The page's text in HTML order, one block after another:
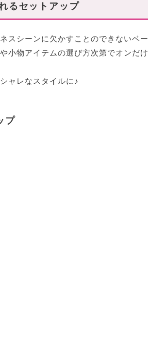
るセットアップ
スシーンに欠かすことのできないベー
小物アイテムの選び方次第でオンだけ
ャレなスタイルに♪
プ